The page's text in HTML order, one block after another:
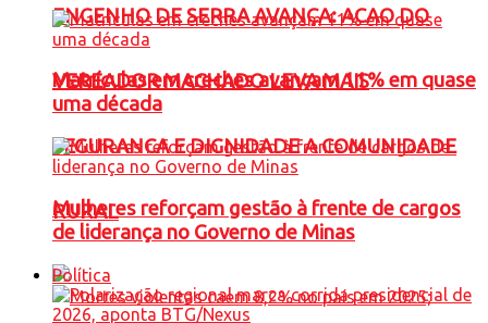
ENGENHO DE SERRA AVANÇA: ACAO DO
VEREADOR MACHADO LEVA MAIS
SEGURANCA E DIGNIDADE A COMUNIDADE
RURAL
Matrículas em creches avançam 11% em quase
uma década
Mulheres reforçam gestão à frente de cargos
de liderança no Governo de Minas
Política